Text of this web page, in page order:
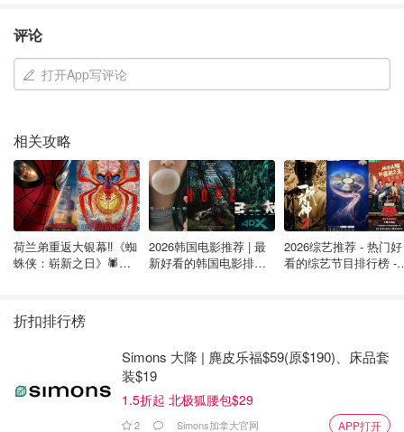
临时外劳反涨
意外的是，临时外劳多了！2024年第一季度4.273万，2025
年增到4.4675万。只有魁省降5%、阿尔伯塔降12%，其他
地方都涨。
安省从5.847万跌到4.4185万，BC省从2.7735万降到1.885
万，其他省相对平稳，但跟安省差远了。新学习许可大户降
评论
打开App写评论
相关攻略
荷兰弟重返大银幕‼️《蜘
蛛侠：崭新之日》🕷️北
2026韩国电影推荐 | 最
新好看的韩国电影排行
2026综艺推荐 - 热门好
看的综艺节目排行榜 -
折扣排行榜
Simons 大降 | 麂皮乐福$59(原$190)、床品套
装$19
1.5折起 北极狐腰包$29
2 Simons加拿大官网 APP打开